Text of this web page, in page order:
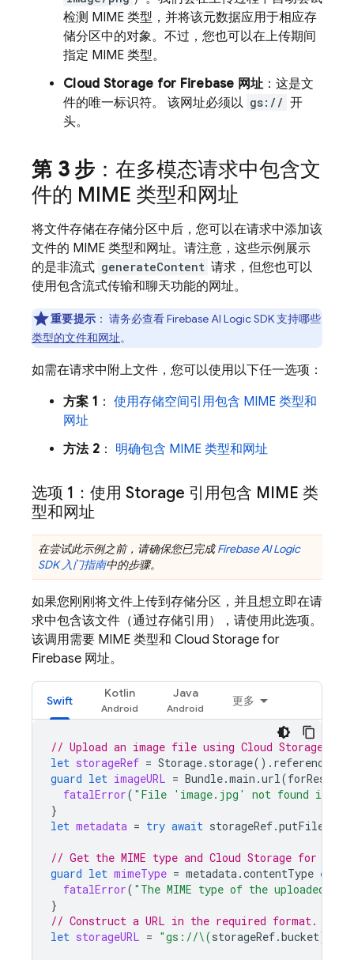
检测 MIME 类型，并将该元数据应用于相应存
储分区中的对象。不过，您也可以在上传期间
指定 MIME 类型。
Cloud Storage for Firebase 网址：这是文
件的唯一标识符。 该网址必须以 gs:// 开
头。
第 3 步 ：在多模态请求中包含文
件的 MIME 类型和网址
将文件存储在存储分区中后，您可以在请求中添加该
文件的 MIME 类型和网址。请注意，这些示例展示
的是非流式 generateContent 请求，但您也可以
使用包含流式传输和聊天功能的网址。
重要提示 ： 请务必查看Firebase AI LogicSDK 支持哪些
类型的文件和网址。
如需在请求中附上文件，您可以使用以下任一选项：
方案 1 ： 使用存储空间引用包含 MIME 类型和
网址
方法 2 ： 明确包含 MIME 类型和网址
选项 1：使用 Storage 引用包含 MIME 类
型和网址
在尝试此示例之前，请确保您已完成Firebase AI Logic
SDK 入门指南中的步骤。
如果您刚刚将文件上传到存储分区，并且想立即在请
求中包含该文件（通过存储引用），请使用此选项。
该调用需要 MIME 类型和 Cloud Storage for
Firebase 网址。
Swift
Kotlin Java
更多
// Upload an image file using Cloud Storage for
let storageRef = Storage. storage(). reference
guard let imageURL = Bundle.main .url(
fatalError( "File 'image.jpg' not found in
}
let metadata = try await storageRef.
// Get the MIME type and Cloud Storage for
guard let mimeType = metadata.contentType else
fatalError( "The MIME type of the uploaded
}
// Construct a URL in the required format.
let storageURL = "gs://\(storageRef.bucket)